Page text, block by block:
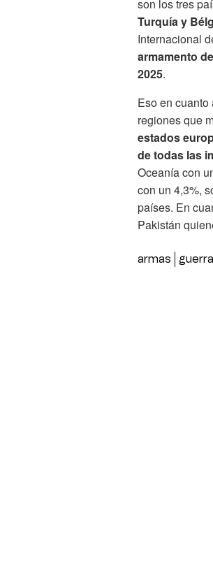
son los tres
Turquía y
Internacional
armamento
2025.
Eso en
regiones que
estados
de todas las
Oceanía con
con un 4,3%,
países. En
Pakistán
armas